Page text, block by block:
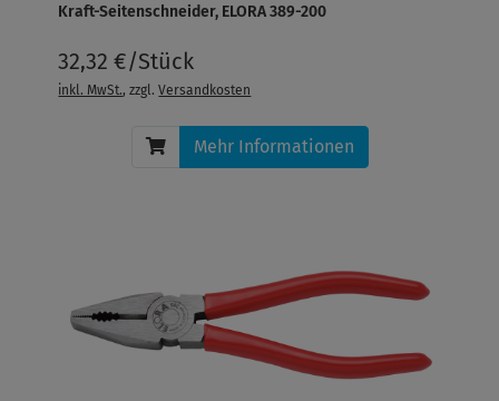
Kraft-Seitenschneider, ELORA 389-200
32,32 €/Stück
inkl. MwSt., zzgl.Versandkosten
Mehr Informationen